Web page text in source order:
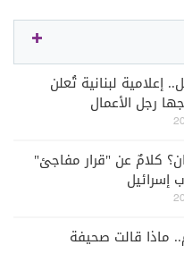
لبنانية تُعلن
رجل الأعمال
كلامٌ عن "قرار مفاجئ"
إسرائيل
ماذا قالت صحيفة